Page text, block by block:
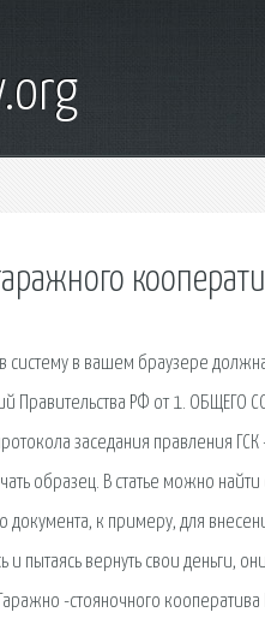
систему в вашем браузере
Правительства РФ от 1. ОБЩЕГО
заседания правления ГСК
образец. В статье можно
документа, к примеру, для
пытаясь вернуть свои деньги,
-стояночного